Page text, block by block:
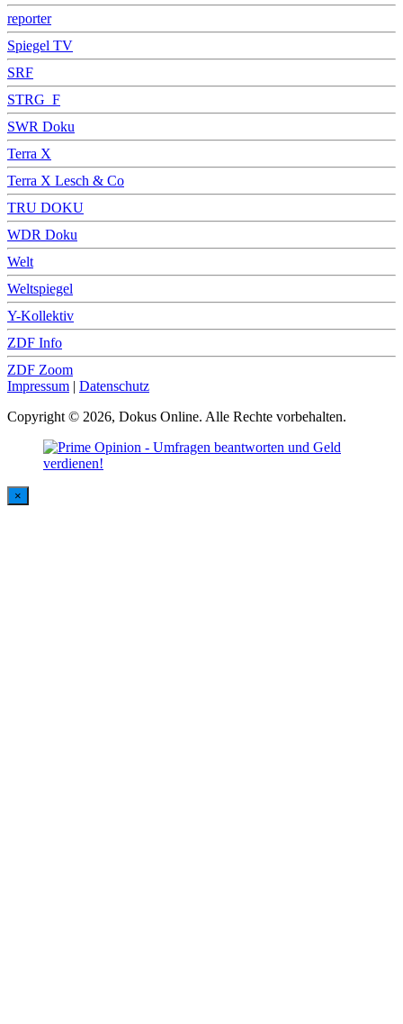
reporter
Spiegel TV
SRF
STRG_F
SWR Doku
Terra X
Terra X Lesch & Co
TRU DOKU
WDR Doku
Welt
Weltspiegel
Y-Kollektiv
ZDF Info
ZDF Zoom
Impressum | Datenschutz
Copyright © 2026, Dokus Online. Alle Rechte vorbehalten.
×